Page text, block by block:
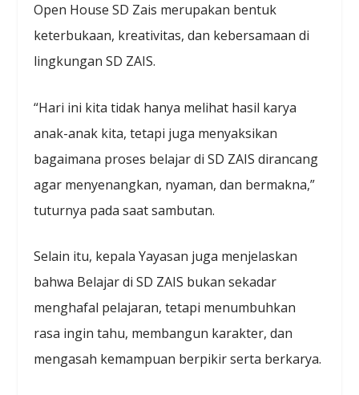
Open House SD Zais merupakan bentuk
keterbukaan, kreativitas, dan kebersamaan di
lingkungan SD ZAIS.
“Hari ini kita tidak hanya melihat hasil karya
anak-anak kita, tetapi juga menyaksikan
bagaimana proses belajar di SD ZAIS dirancang
agar menyenangkan, nyaman, dan bermakna,”
tuturnya pada saat sambutan.
Selain itu, kepala Yayasan juga menjelaskan
bahwa Belajar di SD ZAIS bukan sekadar
menghafal pelajaran, tetapi menumbuhkan
rasa ingin tahu, membangun karakter, dan
mengasah kemampuan berpikir serta berkarya.